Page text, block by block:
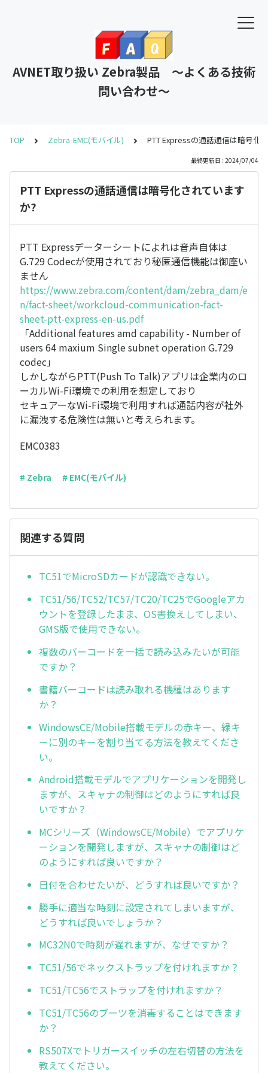
AVNET取り扱い Zebra製品 ～よくある技術
問い合わせ～
TOP Zebra-EMC(モバイル) PTT Expressの通話通信は暗号化
最終更新日 : 2024/07/04
PTT Expressの通話通信は暗号化されています
か?
PTT Expressデーターシートによれは音声自体は
G.729 Codecが使用されており秘匿通信機能は御座い
ません
https://www.zebra.com/content/dam/zebra_dam/e
n/fact-sheet/workcloud-communication-fact-
sheet-ptt-express-en-us.pdf
「Additional features amd capability - Number of
users 64 maxium Single subnet operation G.729
codec」
しかしながらPTT(Push To Talk)アプリは企業内のロ
ーカルWi-Fi環境での利用を想定しており
セキュアーなWi-Fi環境で利用すれば通話内容が社外
に漏洩する危険性は無いと考えられます。
EMC0383
# Zebra # EMC(モバイル)
関連する質問
TC51でMicroSDカードが認識できない。
TC51/56/TC52/TC57/TC20/TC25でGoogleアカ
ウントを登録したまま、OS書換えしてしまい、
GMS版で使用できない。
複数のバーコードを一括で読み込みたいが可能
ですか？
書籍バーコードは読み取れる機種はあります
か？
WindowsCE/Mobile搭載モデルの赤キー、緑キ
ーに別のキーを割り当てる方法を教えてくださ
い。
Android搭載モデルでアプリケーションを開発し
ますが、スキャナの制御はどのようにすれば良
いですか？
MCシリーズ（WindowsCE/Mobile）でアプリケ
ーションを開発しますが、スキャナの制御はど
のようにすれば良いですか？
日付を合わせたいが、どうすれば良いですか？
勝手に適当な時刻に設定されてしまいますが、
どうすれば良いでしょうか？
MC32N0で時刻が遅れますが、なぜですか？
TC51/56でネックストラップを付けれますか？
TC51/TC56でストラップを付けれますか？
TC51/TC56のブーツを消毒することはできます
か？
RS507Xでトリガースイッチの左右切替の方法を
教えてください。